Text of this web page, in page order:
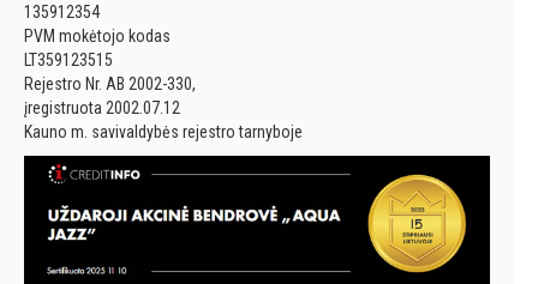
135912354
PVM mokėtojo kodas
LT359123515
Rejestro Nr. AB 2002-330,
įregistruota 2002.07.12
Kauno m. savivaldybės rejestro tarnyboje